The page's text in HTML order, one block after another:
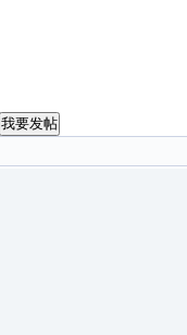
我要发帖